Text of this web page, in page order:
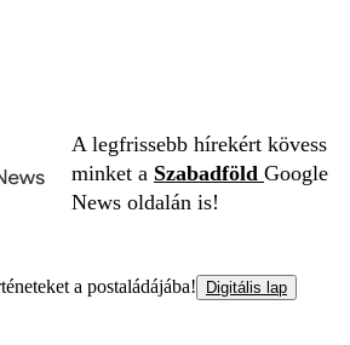
A legfrissebb hírekért kövess
minket a Szabadföld Google
News oldalán is!
a postaládájába!
Digitális lap